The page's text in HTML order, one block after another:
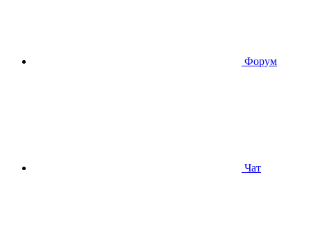
Форум
Чат